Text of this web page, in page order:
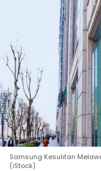
Samsung Kesulitan
(iStock)